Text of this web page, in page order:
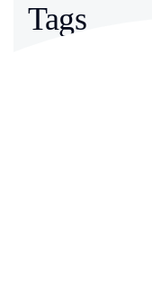
Tags